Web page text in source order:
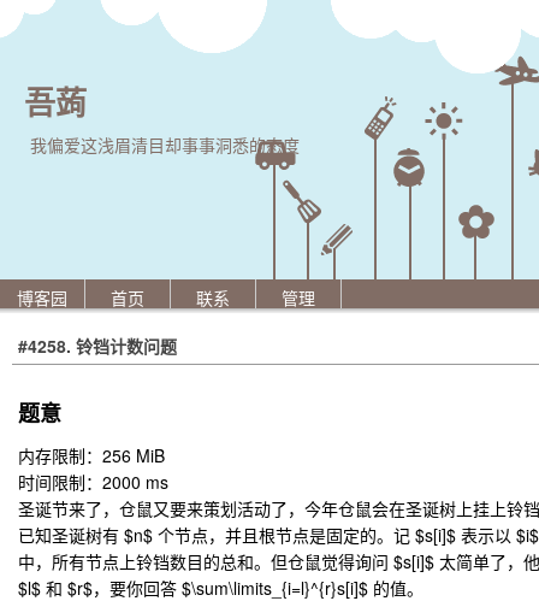
吾蒟
我偏爱这浅眉清目却事事洞悉的态度
博客园 首页 联系
管理
#4258. 铃铛计数问题
题意
内存限制：256 MiB
时间限制：2000 ms
圣诞节来了，仓鼠又要来策划活动了，今年仓鼠会在圣诞树上挂上铃
已知圣诞树有 $n$ 个节点，并且根节点是固定的。记 $s[i]$ 表示以
中，所有节点上铃铛数目的总和。但仓鼠觉得询问 $s[i]$ 太简单了，
$l$ 和 $r$，要你回答 $\sum\limits_{i=l}^{r}s[i]$ 的值。